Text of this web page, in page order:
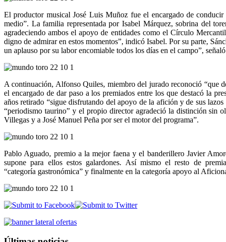
El productor musical José Luis Muñoz fue el encargado de
medio”. La familia representada por Isabel Márquez, sobrina del
agradeciendo ambos el apoyo de entidades como el Círculo
digno de admirar en estos momentos”, indicó Isabel. Por su parte,
un aplauso por su labor encomiable todos los días en el campo”,
A continuación, Alfonso Quiles, miembro del jurado reconoció “que
el encargado de dar paso a los premiados entre los que destacó la
años retirado “sigue disfrutando del apoyo de la afición y de sus
“periodismo taurino” y el propio director agradeció la distinción sin
Villegas y a José Manuel Peña por ser el motor del programa”.
Pablo Aguado, premio a la mejor faena y el banderillero Javier
supone para ellos estos galardones. Así mismo el resto de
“categoría gastronómica” y finalmente en la categoría apoyo al